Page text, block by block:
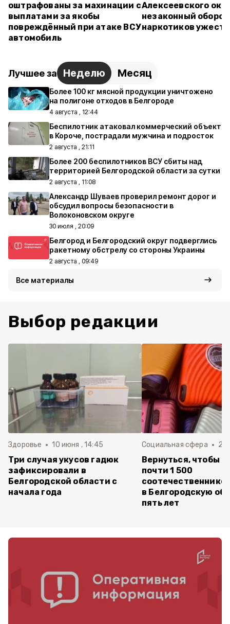
оштрафованы за махинации с
выплатами за якобы
повреждённый при атаке ВСУ
автомобиль
Алексеевского
незаконный оборот
наркотиков
Лучшее за Неделю Месяц
Более 100 кг мясной продукции уничтожено
на полигоне отходов в Белгороде
4 августа , 12:44
Беспилотник атаковал коммерческий объект
в Короче, пострадали мужчина и подросток
2 августа , 21:11
Более 200 беспилотников ВСУ сбиты над
территорией Белгородской области за сутки
2 августа , 11:08
Александр Шуваев проверил ремонт дорог и
обсудил вопросы безопасности в
Волоконовском округе
30 июля , 20:09
Белгород и Белгородский округ подверглись
ракетному обстрелу со стороны Украины
2 августа , 09:49
Все материалы
Выбор редакции
Здоровье 10 июня , 14:45
Три случая укусов гадюк
зафиксировали в
Белгородской области с
начала года
Социальная сфера 20
Вернуться, чтобы
почти 1 500
в Белгородскую
пять лет